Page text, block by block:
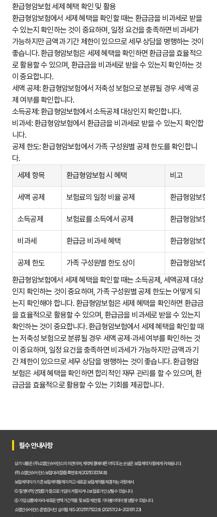
환급형암보험 세제 혜택 확인 및 활용
환급형암보험에서 세제 혜택을 확인할 때는 환급금을 비과세로 받을
수 있는지 확인하는 것이 중요하며, 일정 요건을 충족하면 비과세가
가능하지만 금액과 기간 제한이 있으므로 세무 상담을 병행하는 것이
좋습니다. 환급형암보험은 세제 혜택을 확인하면 환급금을 효율적으
로 활용할 수 있으며, 환급금을 비과세로 받을 수 있는지 확인하는 것
이 중요합니다.
세액 공제:환급형암보험에서 저축성 보험으로 분류될 경우 세액 공
제 여부를 확인합니다.
소득공제:환급형암보험에서 소득공제 대상인지 확인합니다.
비과세:환급형암보험에서 환급금을 비과세로 받을 수 있는지 확인합
니다.
공제 한도:환급형암보험에서 가족 구성원별 공제 한도를 확인합니
다.
세제 항목
환급형암보험 시 혜택 비고
세액 공제 보험료의 일정 비율 공제 환급형암보험에
소득공제 보험료를 소득에서 공제 환급형암보험에
비과세 환급금 비과세 혜택 환급형암보험에
공제 한도 가족 구성원별 한도 상이
환급형암보험에
환급형암보험에서 세제 혜택을 확인할 때는 소득공제, 세액공제 대상
인지 확인하는 것이 중요하며, 가족 구성원별 공제 한도는 어떻게 되
는지 확인해야 합니다. 환급형암보험은 세제 혜택을 확인하면 환급금
을 효율적으로 활용할 수 있으며, 환급금을 비과세로 받을 수 있는지
확인하는 것이 중요합니다. 환급형암보험에서 세제 혜택을 확인할 때
는 저축성 보험으로 분류될 경우 세액 공제·과세 여부를 확인하는 것
이 중요하며, 일정 요건을 충족하면 비과세가 가능하지만 금액과 기
간 제한이 있으므로 세무 상담을 병행하는 것이 좋습니다. 환급형암
보험은 세제 혜택을 확인하면 합리적인 재무 관리를 할 수 있으며, 환
급금을 효율적으로 활용할 수 있는 기회를 제공합니다.
필수 안내사항
상기 내용은 (주)쇼엠인슈어런스의 의견이며, 계약체결에 따른 이익 또는 손실은 보험계약자 등에게 귀속됩니다.
(주)쇼엠인슈어런스 보험대리점(등록번호 제2025030014호)
보험계약자가 기존 보험계약을 해지하고 새로운 보험계약을 체결하는 과정에서
① 질병이력, 연령증가 등으로 가입이 거절되거나 보험료가 인상될 수 있습니다.
② 가입 상품에 따라 새로운 면책기간 적용 및 보장 제한 등 기타 불이익이 발생할 수 있습니다.
쇼엠인슈어런스 준법감시인 심의필 제S-2025117522호 (2025.11.24~2026.11.23)